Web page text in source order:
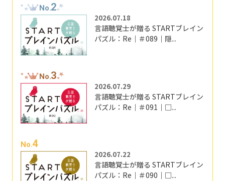
No.2
2026.07.18
言語聴覚士が贈る STARTブレイン
パズル：Re｜＃089｜隠...
No.3
2026.07.29
言語聴覚士が贈る STARTブレイン
パズル：Re｜＃091｜□...
No.4
2026.07.22
言語聴覚士が贈る STARTブレイン
パズル：Re｜＃090｜□...